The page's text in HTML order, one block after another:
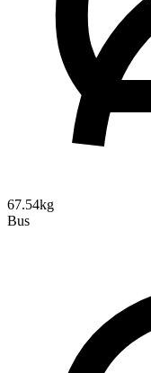
67.54kg
Bus